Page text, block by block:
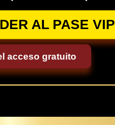
AL PASE VIP
acceso gratuito